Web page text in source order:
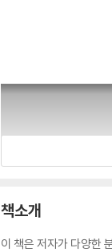
책소개
이 책은 저자가 다양한